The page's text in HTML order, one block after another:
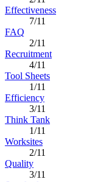
Effectiveness
7/11
FAQ
2/11
Recruitment
4/11
Tool Sheets
1/11
Efficiency
3/11
Think Tank
1/11
Worksites
2/11
Quality
3/11